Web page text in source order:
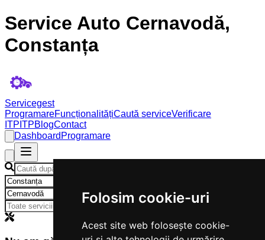
Folosim cookie-uri
Acest site web folosește cookie-
Service Auto Cernavodă,
Constanța
Servicegest
ProgramareFuncționalitățiCaută serviceVerificare
ITP ITPBlogContact
Dashboard Programare
×